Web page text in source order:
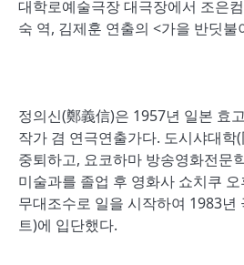
대학로예술극장 대극장에서 조은
숙 역, 김제훈 연출의 <가을 반딧불
정의신(鄭義信)은 1957년 일본 효
작가 겸 연극연출가다. 도시샤대학
중퇴하고, 요코하마 방송영화전문
미술과를 졸업 후 영화사 쇼치쿠
무대조수로 일을 시작하여 1983년
트)에 입단했다.